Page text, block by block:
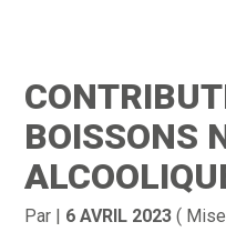
Gestion au quotidien
Pilotage d’entreprise
Compta
Juridique
BOISSONS
Par | 6 AVRIL 2023 (